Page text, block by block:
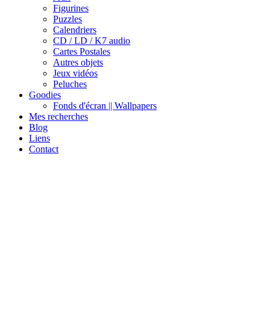
Figurines
Puzzles
Calendriers
CD / LD / K7 audio
Cartes Postales
Autres objets
Jeux vidéos
Peluches
Goodies
Fonds d'écran || Wallpapers
Mes recherches
Blog
Liens
Contact